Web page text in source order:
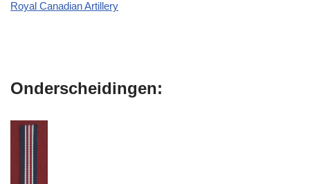
Royal Canadian Artillery
Onderscheidingen: